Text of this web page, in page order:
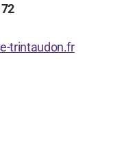
trintaudon.fr